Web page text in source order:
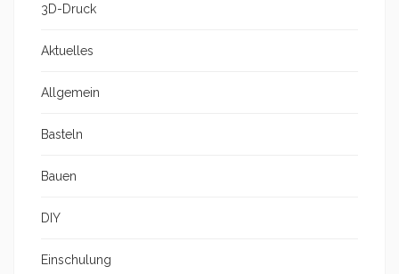
3D-Druck
Aktuelles
Allgemein
Basteln
Bauen
DIY
Einschulung